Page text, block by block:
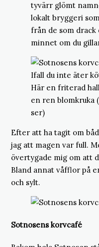
tyvärr glömt
lokalt bryggeri
från de som drack
minnet om du
Ifall du inte äter
Här en friterad
en ren blomkruka
ser)
Efter att ha tagit om
jag att magen var full.
övertygade mig om att
Bland annat våfflor på
och sylt.
Sotnosens korvcafé